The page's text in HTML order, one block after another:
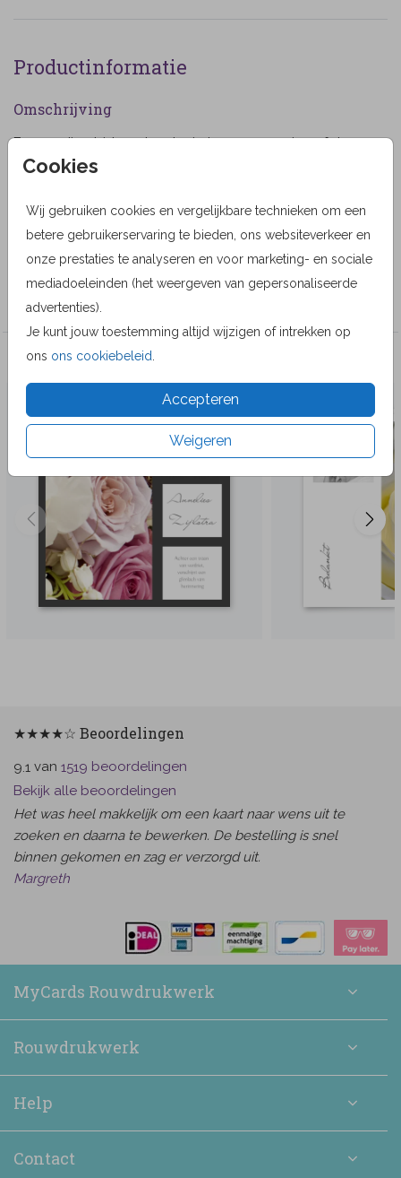
Cookies
Wij gebruiken cookies en vergelijkbare technieken om een
betere gebruikerservaring te bieden, ons websiteverkeer en
onze prestaties te analyseren en voor marketing- en sociale
mediadoeleinden (het weergeven van gepersonaliseerde
advertenties).
Je kunt jouw toestemming altijd wijzigen of intrekken op
ons ons cookiebeleid
Accepteren
Weigeren
Productinformatie
Omschrijving
Eenvoudige bidprent met ruimte voor een eigen foto.
(545)
Designer
MyCards Design
Collectie
MyCards
Veel gekozen producten
★★★★☆ Beoordelingen
9.1 van 1519 beoordelingen
Bekijk alle beoordelingen
Het was heel makkelijk om een kaart naar wens uit te
zoeken en daarna te bewerken. De bestelling is snel
binnen gekomen en zag er verzorgd uit.
Margreth
MyCards Rouwdrukwerk
Rouwdrukwerk
Help
Contact